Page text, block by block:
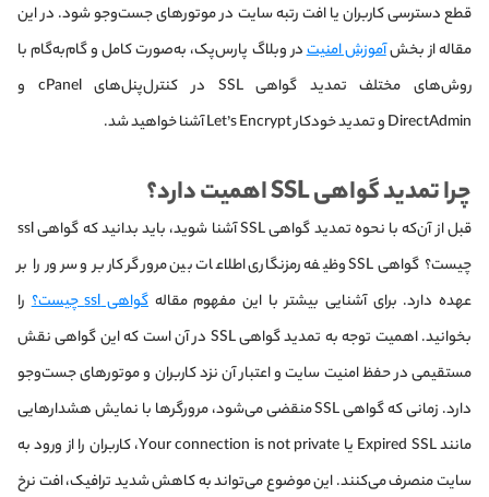
قطع دسترسی کاربران یا افت رتبه سایت در موتورهای جست‌وجو شود. در این
مقاله از بخشآموزش امنیتدر وبلاگ پارس‌پک، به‌صورت کامل و گام‌به‌گام با
روش‌های مختلف تمدید گواهی SSL در کنترل‌پنل‌های cPanel و
DirectAdmin و تمدید خودکار Let’s Encrypt آشنا خواهید شد.
چرا تمدید گواهی SSL اهمیت دارد؟
قبل از آن‌که با نحوه تمدید گواهی SSL آشنا شوید، باید بدانید که گواهی ssl
چیست؟ گواهی SSL وظیفه رمزنگاری اطلاعات بین مرورگر کاربر و سرور را بر
عهده دارد. برای آشنایی بیشتر با این مفهوم مقاله گواهی ssl چیست؟
را
بخوانید. اهمیت توجه به تمدید گواهی SSL در آن است که این گواهی نقش
مستقیمی در حفظ امنیت سایت و اعتبار آن نزد کاربران و موتورهای جست‌وجو
دارد. زمانی که گواهی SSL منقضی می‌شود، مرورگرها با نمایش هشدارهایی
مانند Expired SSL یا Your connection is not private، کاربران را از ورود به
سایت منصرف می‌کنند. این موضوع می‌تواند به کاهش شدید ترافیک، افت نرخ